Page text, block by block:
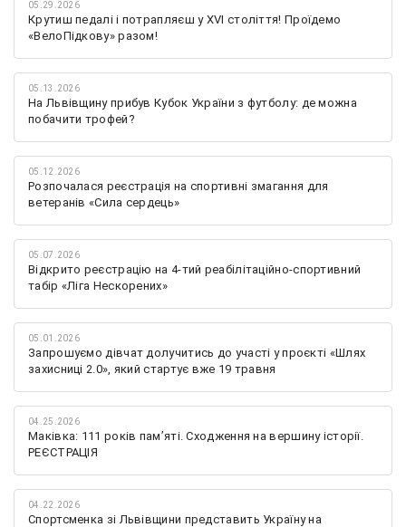
05.29.2026
Крутиш педалі і потрапляєш у XVI століття! Проїдемо
«ВелоПідкову» разом!
05.13.2026
На Львівщину прибув Кубок України з футболу: де можна
побачити трофей?
05.12.2026
Розпочалася реєстрація на спортивні змагання для
ветеранів «Сила сердець»
05.07.2026
Відкрито реєстрацію на 4-тий реабілітаційно-спортивний
табір «Ліга Нескорених»
05.01.2026
Запрошуємо дівчат долучитись до участі у проєкті «Шлях
захисниці 2.0», який стартує вже 19 травня
04.25.2026
Маківка: 111 років пам’яті. Сходження на вершину історії.
РЕЄСТРАЦІЯ
04.22.2026
Спортсменка зі Львівщини представить Україну на